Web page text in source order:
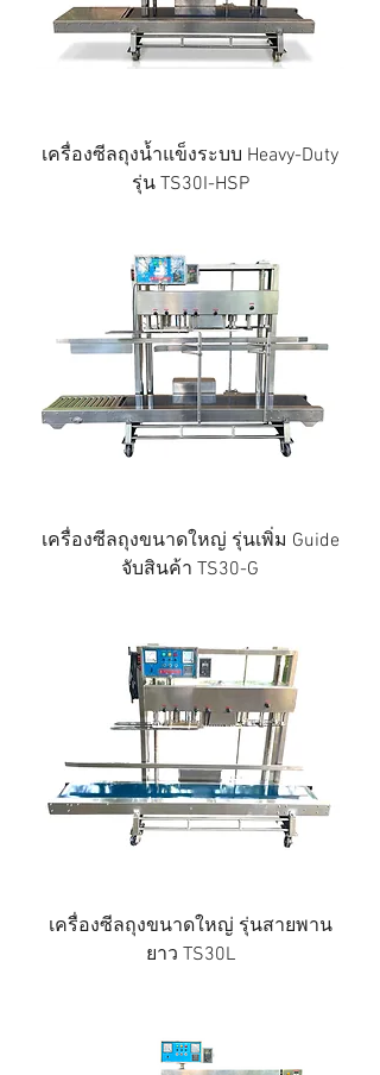
เครื่องซีลถุงน้ำแข็งระบบ Heavy-Duty
รุ่น TS30I-HSP
เครื่องซีลถุงขนาดใหญ่ รุ่นเพิ่ม Guide
จับสินค้า TS30-G
เครื่องซีลถุงขนาดใหญ่ รุ่นสายพาน
ยาว TS30L